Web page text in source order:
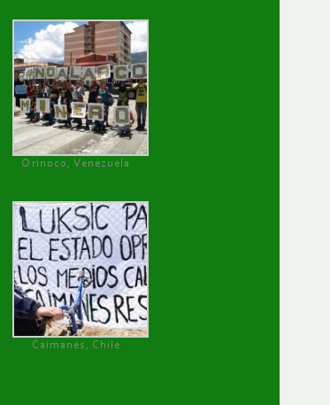
Orinoco, Venezuela
Caimanes, Chile